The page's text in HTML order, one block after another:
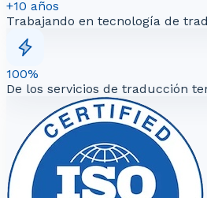
+10 años
Trabajando en tecnología de
100%
De los servicios de traducción